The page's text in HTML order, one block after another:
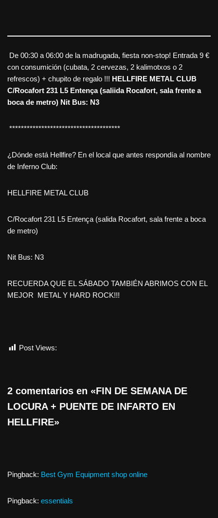
De 00:30 a 06:00 de la madrugada, fiesta non-stop! Entrada 9 €
con consumición (cubata, 2 cervezas, 2 kalimotxos o 2
refrescos) + chupito de regalo !!! HELLFIRE METAL CLUB
C/Rocafort 231 L5 Entença (saliida Rocafort, sala frente a
boca de metro) Nit Bus: N3
**************************************
¿Dónde está Hellfire? En el local que antes respondía al nombre
de Inferno Club:
HELLFIRE METAL CLUB
C/Rocafort 231 L5 Entença (salida Rocafort, sala frente a boca
de metro)
Nit Bus: N3
RECUERDA QUE EL SÁBADO TAMBIÉN ABRIMOS CON EL
MEJOR METAL Y HARD ROCK!!!
Post Views:
2 comentarios en «FIN DE SEMANA DE
LOCURA + PUENTE DE INFARTO EN
HELLFIRE»
Pingback: Best Gym Equipment shop online
Pingback: essentials